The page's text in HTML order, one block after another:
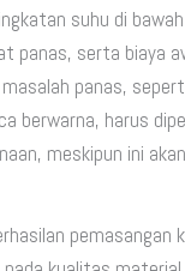
suhu di
panas, serta biaya
panas,
berwarna, harus
meskipun ini
pemasangan